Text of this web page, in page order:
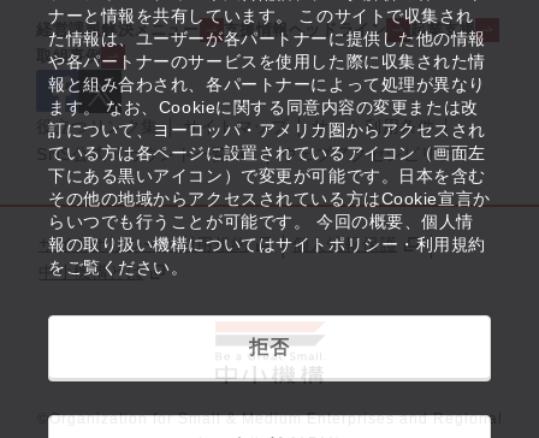
ナーと情報を共有しています。 このサイトで収集され
た情報は、ユーザーが各パートナーに提供した他の情報
や各パートナーのサービスを使用した際に収集された情
報と組み合わされ、各パートナーによって処理が異なり
ます。 なお、Cookieに関する同意内容の変更または改
訂について、ヨーロッパ・アメリカ圏からアクセスされ
ている方は各ページに設置されているアイコン（画面左
下にある黒いアイコン）で変更が可能です。日本を含む
その他の地域からアクセスされている方はCookie宣言か
らいつでも行うことが可能です。 今回の概要、個人情
報の取り扱い機構についてはサイトポリシー・利用規約
をご覧ください。
拒否
経営課題解決メニュー 支援情報ヘッドライン
起業支援
取組事例
役立つリンク集 サイトマップ
サイト利用条件
SNS公式アカウント一覧
ウェブアクセシビリティ
サイトポリシー・利用規約
個人情報保護
中小機構とは
©Organization for Small & Medium Enterprises and Regional